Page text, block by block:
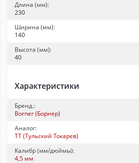
Длина (мм):
230
Ширина (мм):
140
Высота (мм):
40
Характеристики
Бренд.:
Borner (Борнер)
Аналог:
ТТ (Тульский Токарев)
Калибр (мм/дюймы):
4,5 мм